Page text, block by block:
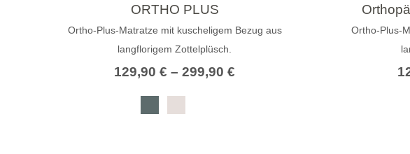
ORTHO PLUS
Ortho-Plus-Matratze mit kuscheligem Bezug aus
langflorigem Zottelplüsch.
129,90 € – 299,90 €
Ortho-Plus-